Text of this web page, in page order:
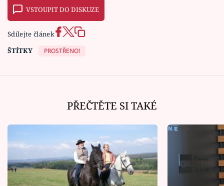
VSTOUPIT DO DISKUZE
Sdílejte článek
ŠTÍTKY
PROSTŘENO!
PŘEČTĚTE SI TAKÉ